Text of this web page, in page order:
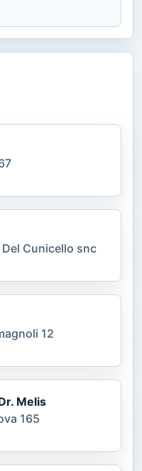
Del Cunicello snc
12
Melis
165